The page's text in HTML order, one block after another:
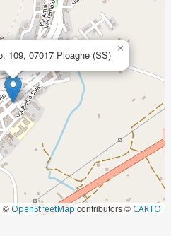
109, 07017 Ploaghe (SS) ×
© OpenStreetMapcontributors © CARTO